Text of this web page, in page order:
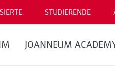
STUDIERENDE
JOANNEUM